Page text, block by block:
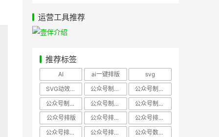
运营工具推荐
推荐标签
AI ai一键排版
svg
SVG动效样式
公众号制作、公众号排版
公众号制作、公众号模板
公众号制作、微信编辑器
公众号制作，公众号排版
公众号制作，公众号排版、微信编辑器
公众号排版
公众号排版，公众号模板
公众号排版，公众号素材
公众号排版，微信编辑器
公众号排版，排版样式
公众号数据分析